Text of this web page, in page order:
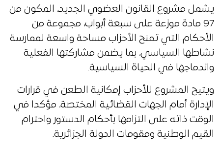
يشمل مشروع القانون العضوي الجديد، المكون من
97 مادة موزعة على سبعة أبواب، مجموعة من
الأحكام التي تمنح الأحزاب مساحة واسعة لممارسة
نشاطها السياسي، بما يضمن مشاركتها الفعلية
واندماجها في الحياة السياسية.
ويتيح المشروع للأحزاب إمكانية الطعن في قرارات
الإدارة أمام الجهات القضائية المختصة، مؤكدا في
الوقت ذاته على التزامها بأحكام الدستور واحترام
القيم الوطنية ومقومات الدولة الجزائرية.